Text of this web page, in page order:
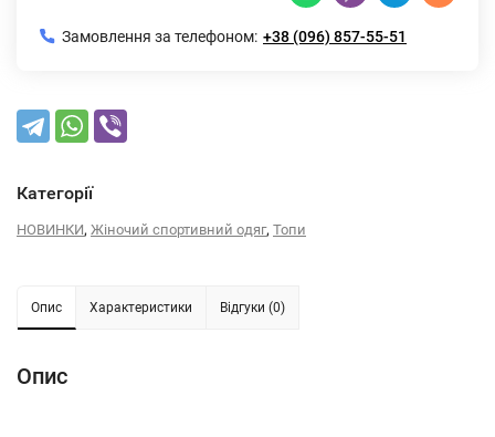
Замовлення за телефоном: +38 (096) 857-55-51
Категорії
НОВИНКИ, Жіночий спортивний одяг, Топи
Опис Характеристики Відгуки (0)
Опис